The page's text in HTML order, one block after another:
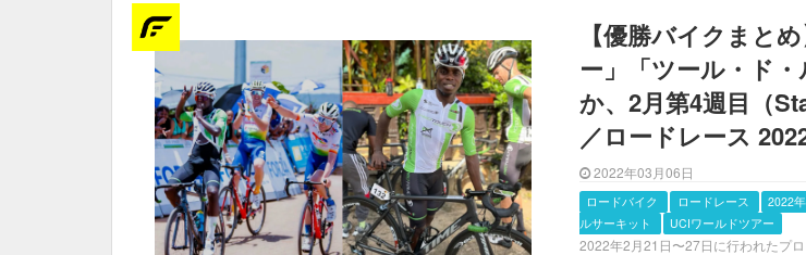
【優勝バイクまと
ー」「ツール・ド
か、2月第4週目（
／ロードレース
2022年03月06日
ロードバイク ロードレース 2022
ルサーキット
UCIワールドツアー
2022年2月21日〜27日に行われたプ